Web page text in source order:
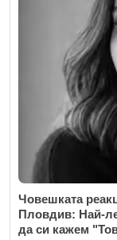
Човешката
Пловдив: Най-
да си кажем